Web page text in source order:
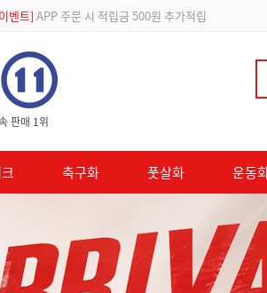
벤트] APP 주문 시 적립금 500원 추가적립
판매 1위
축구화 풋살화 운동